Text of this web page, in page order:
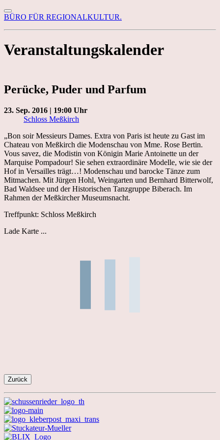
BÜRO FÜR REGIONALKULTUR.
Veranstaltungskalender
Perücke, Puder und Parfum
23. Sep. 2016 | 19:00 Uhr
Schloss Meßkirch
„Bon soir Messieurs Dames. Extra von Paris ist heute zu Gast im
Chateau von Meßkirch die Modenschau von Mme. Rose Bertin.
Vous savez, die Modistin von Königin Marie Antoinette un der
Marquise Pompadour! Sie sehen extraordinäre Modelle, wie sie der
Hof in Versailles trägt…! Modenschau und barocke Tänze zum
Mitmachen. Mit Jürgen Hohl, Weingarten und Bernhard Bitterwolf,
Bad Waldsee und der Historischen Tanzgruppe Biberach. Im
Rahmen der Meßkircher Museumsnacht.
Treffpunkt: Schloss Meßkirch
Lade Karte ...
Zurück